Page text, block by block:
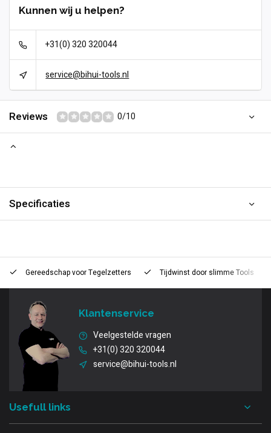
Kunnen wij u helpen?
+31(0) 320 320044
service@bihui-tools.nl
Reviews 0/10
Specificaties
Gereedschap voorTegelzetters Tijdwinst door slimme Tools
Klantenservice
Veelgestelde vragen
+31(0) 320 320044
service@bihui-tools.nl
Usefull links